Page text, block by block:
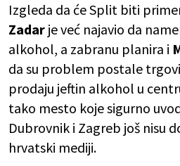
Izgleda da će Split biti
Zadar je već najavio da
alkohol, a zabranu planira i
da su problem postale
prodaju jeftin alkohol u
tako mesto koje sigurno
Dubrovnik i Zagreb još nisu
hrvatski mediji.